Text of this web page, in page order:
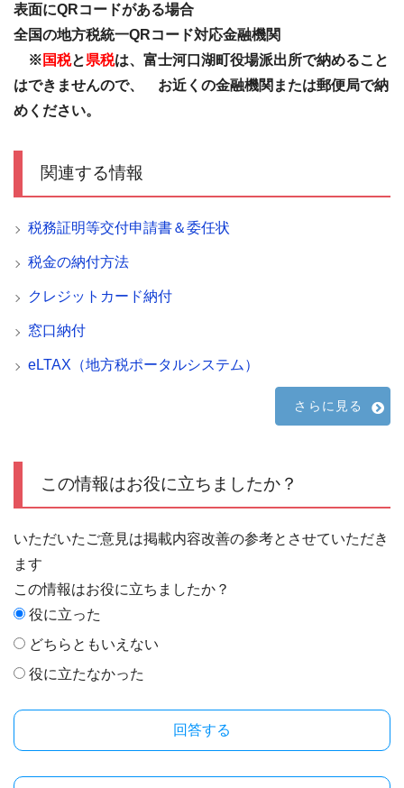
表面にQRコードがある場合
全国の地方税統一QRコード対応金融機関
※ 国税と県税は、富士河口湖町役場派出所で納めること
はできませんので、
お近くの金融機関または郵便局で納
めください。
関連する情報
税務証明等交付申請書＆委任状
税金の納付方法
クレジットカード納付
窓口納付
eLTAX（地方税ポータルシステム）
さらに見る
この情報はお役に立ちましたか？
いただいたご意見は掲載内容改善の参考とさせていただき
ます
この情報はお役に立ちましたか？
役に立った
どちらともいえない
役に立たなかった